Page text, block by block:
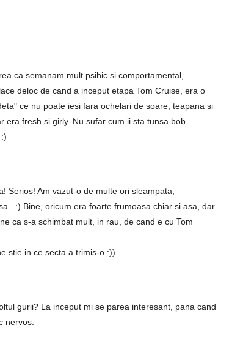
ca semanam mult psihic si comportamental,
deloc de cand a inceput etapa Tom Cruise, era o
ce nu poate iesi fara ochelari de soare, teapana si
fresh si girly. Nu sufar cum ii sta tunsa bob.
Serios! Am vazut-o de multe ori sleampata,
Bine, oricum era foarte frumoasa chiar si asa, dar
ca s-a schimbat mult, in rau, de cand e cu Tom
stie in ce secta a trimis-o :))
gurii? La inceput mi se parea interesant, pana cand
nervos.